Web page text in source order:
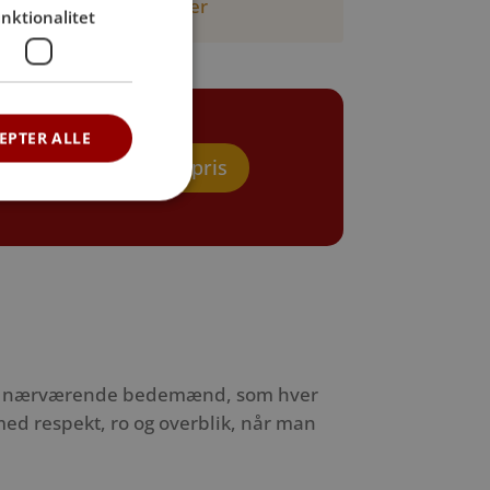
mere om priser her
Beregn pris
nærværende bedemænd, som hver
respekt, ro og overblik, når man
ALLE